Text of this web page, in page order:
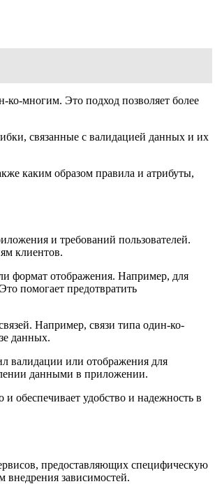
многим. Это подход позволяет более
связанные с валидацией данных и их
каким образом правила и атрибуты,
и требований пользователей.
клиентов.
формат отображения. Например, для
помогает предотвратить
Например, связи типа один-ко-
данных.
валидации или отображения для
данными в приложении.
обеспечивает удобство и надежность в
предоставляющих специфическую
внедрения зависимостей.